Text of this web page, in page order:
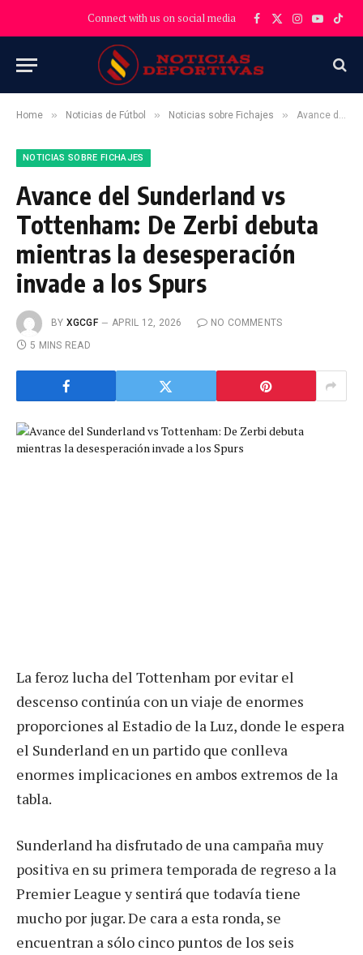
Connect with us on social media Facebook
X
Instagram
YouTube
Home » Noticias de Fútbol » Noticias sobre Fichajes » Avance del Sunderland vs Tottenham: De Zerbi debuta mientras la desesperación invade a los Spurs
NOTICIAS SOBRE FICHAJES
Avance del Sunderland vs
Tottenham: De Zerbi debuta
mientras la desesperación
invade a los Spurs
BY XGCGF APRIL 12, 2026
NO COMMENTS
5 MINS READ
La feroz lucha del Tottenham por evitar el
descenso continúa con un viaje de enormes
proporciones al Estadio de la Luz, donde le espera
el Sunderland en un partido que conlleva
enormes implicaciones en ambos extremos de la
tabla.
Sunderland ha disfrutado de una campaña muy
positiva en su primera temporada de regreso a la
Premier League y sentirá que todavía tiene
mucho por jugar. De cara a esta ronda, se
encuentran a sólo cinco puntos de los seis